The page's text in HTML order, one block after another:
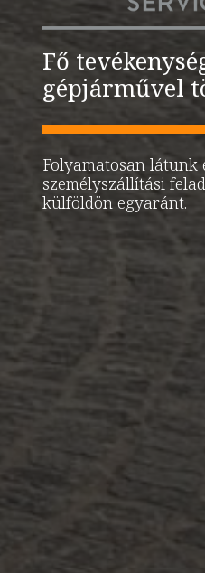
Fő
gépjárművel
Folyamatosan látunk
személyszállítási
külföldön egyaránt.